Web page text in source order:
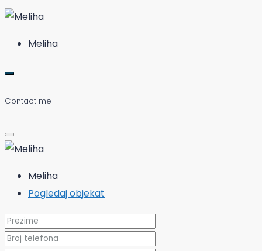
Meliha
Contact me
Meliha
Pogledaj objekat